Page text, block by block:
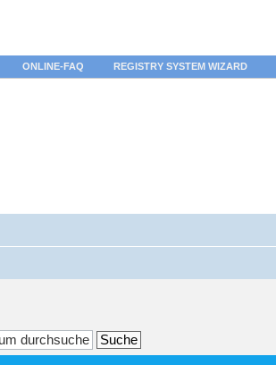
ONLINE-FAQ REGISTRY SYSTEM WIZARD